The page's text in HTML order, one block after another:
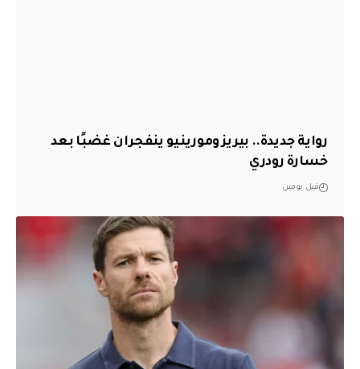
رواية جديدة.. بيريز ومورينيو ينفجران غضبًا بعد
خسارة رودري
قبل يومين